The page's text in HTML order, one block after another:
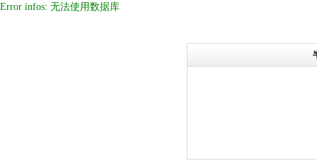
Error infos: 无法使用数据库